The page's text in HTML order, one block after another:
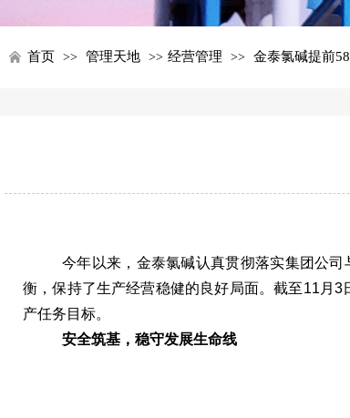
首页 >> 管理天地 >> 经营管理 >> 金泰氯碱提前
今年以来，金泰氯碱认真贯彻落实集团公
衡，保持了生产经营稳健的良好局面。截至11月
产任务目标。
安全筑基，稳守发展生命线